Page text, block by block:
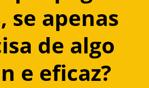
se apenas
de algo
e eficaz?